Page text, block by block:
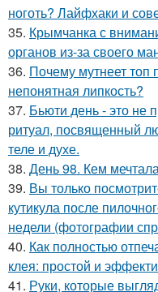
ноготь? Лайфхаки и
35. Крымчанка с
органов из-за своего
36. Почему мутнеет топ
непонятная липкость?
37. Бьюти день - это не
ритуал, посвященный
теле и духе.
38. День 98. Кем
39. Вы только
кутикула после
недели (фотографии
40. Как полностью
клея: простой и
41. Руки, которые